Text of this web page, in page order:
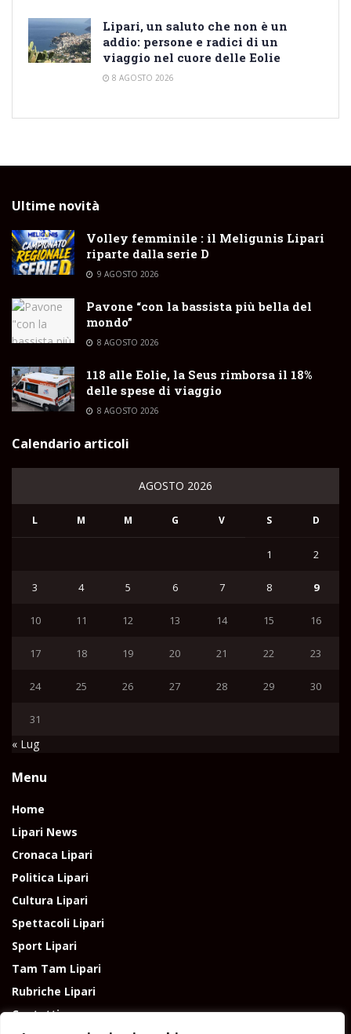
Lipari, un saluto che non è un
addio: persone e radici di un
viaggio nel cuore delle Eolie
8 AGOSTO 2026
Ultime novità
Volley femminile : il Meligunis Lipari
riparte dalla serie D
9 AGOSTO 2026
Pavone “con la bassista più bella del
mondo”
8 AGOSTO 2026
118 alle Eolie, la Seus rimborsa il 18%
delle spese di viaggio
8 AGOSTO 2026
Calendario articoli
AGOSTO 2026
L M M G V S D
1 2
3 4 5 6 7 8 9
10 11 12 13 14 15 16
17 18 19 20 21 22 23
24 25 26 27 28 29 30
31
« Lug
Menu
Home
Lipari News
Cronaca Lipari
Politica Lipari
Cultura Lipari
Spettacoli Lipari
Sport Lipari
Tam Tam Lipari
Rubriche Lipari
Contatti